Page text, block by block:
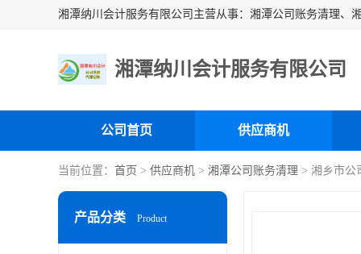
湘潭纳川会计服务有限公司
公司首页 供应商机
当前位置： 首页 > 供应商机 > 湘潭公司账务清理 > 湘乡市公
产品分类 Product